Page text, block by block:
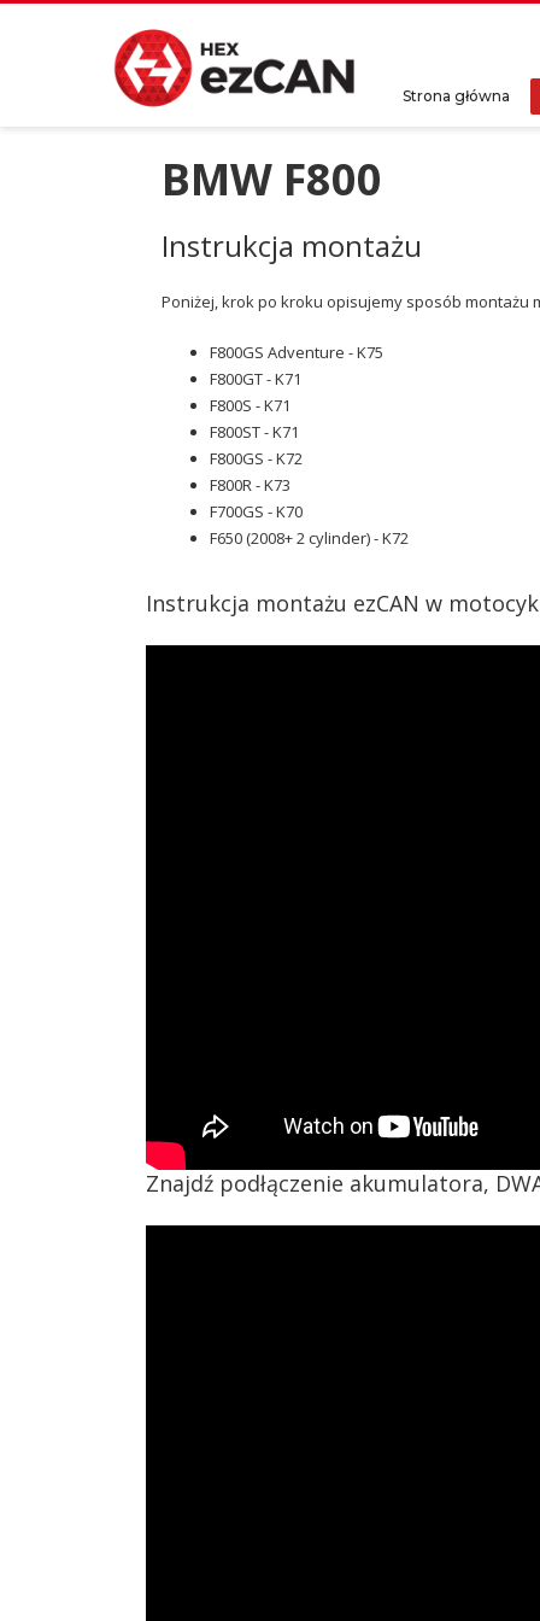
Strona główna
BMW F800
Instrukcja montażu
Poniżej, krok po kroku opisujemy sposób montażu
F800GS Adventure - K75
F800GT - K71
F800S - K71
F800ST - K71
F800GS - K72
F800R - K73
F700GS - K70
F650 (2008+ 2 cylinder) - K72
Instrukcja montażu ezCAN w
Znajdź podłączenie akumulatora,